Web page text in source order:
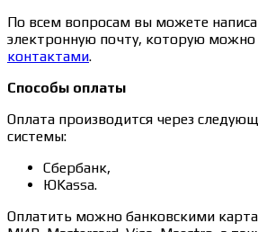
По всем вопросам вы можете
электронную почту, которую можно
контактами.
Способы оплаты
Оплата производится через
системы:
Сбербанк,
ЮKassa.
Оплатить можно банковскими